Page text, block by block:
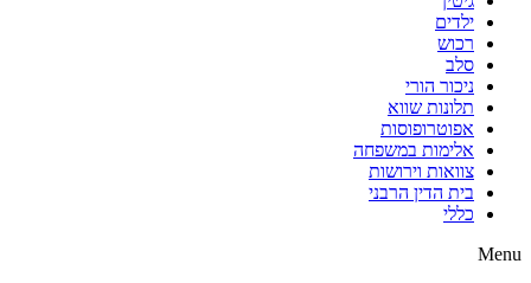
ילדים
רכוש
סלב
ניכור הורי
תלונות שווא
אפוטרופוסות
אלימות במשפחה
צוואות וירושות
בית הדין הרבני
כללי
Menu